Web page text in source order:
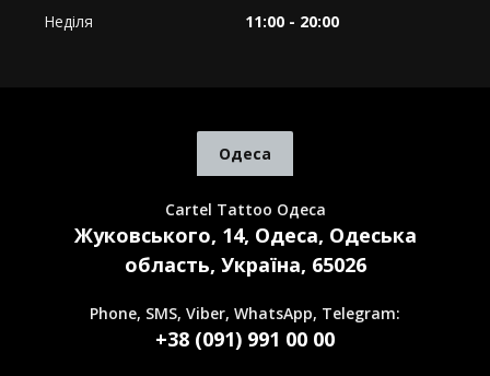
Неділя
11:00 - 20:00
Одеса
Cartel Tattoo Одеса
Жуковського, 14, Одеса, Одеська
область, Україна, 65026
Phone, SMS, Viber, WhatsApp, Telegram:
+38 (091) 991 00 00